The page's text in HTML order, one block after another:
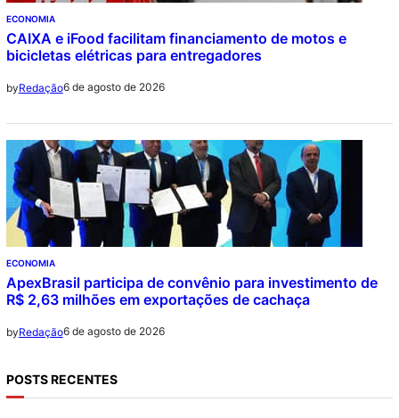
ECONOMIA
CAIXA e iFood facilitam financiamento de motos e
bicicletas elétricas para entregadores
byRedação6 de agosto de 2026
ECONOMIA
ApexBrasil participa de convênio para investimento de
R$ 2,63 milhões em exportações de cachaça
byRedação6 de agosto de 2026
POSTS RECENTES